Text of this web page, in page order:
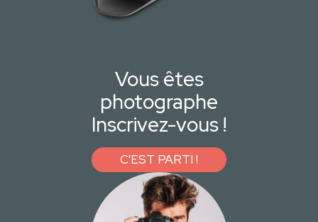
Vous êtes
photographe
Inscrivez-vous !
C'EST PARTI !